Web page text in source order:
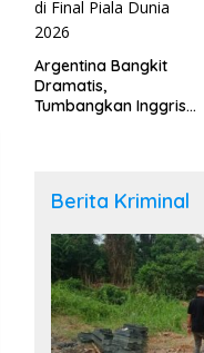
Argentina Bangkit
Dramatis,
Tumbangkan Inggris
Berita Kriminal